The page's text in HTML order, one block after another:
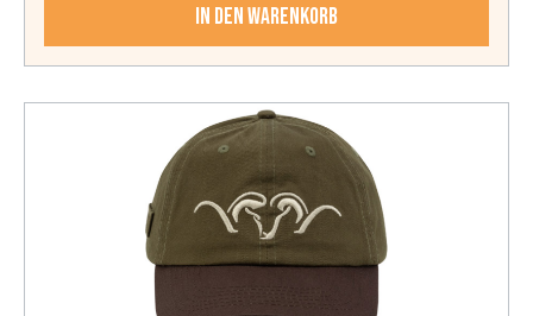
In den Warenkorb